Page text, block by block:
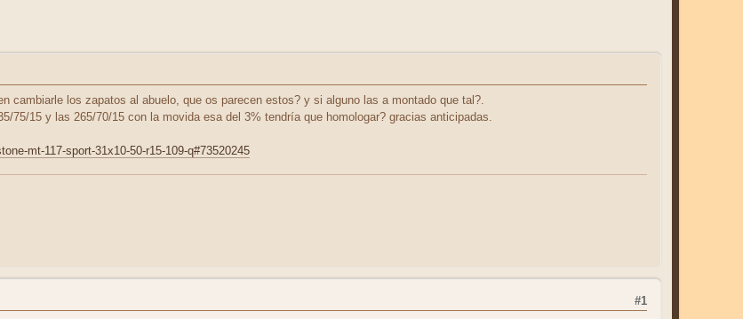
cambiarle los zapatos al abuelo, que os parecen estos? y si alguno las a montado que tal?.
75/15 y las 265/70/15 con la movida esa del 3% tendría que homologar? gracias anticipadas.
mt-117-sport-31x10-50-r15-109-q#73520245
#1